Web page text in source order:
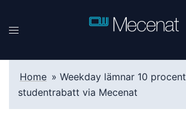
Home » Weekday lämnar 10 procent
studentrabatt via Mecenat